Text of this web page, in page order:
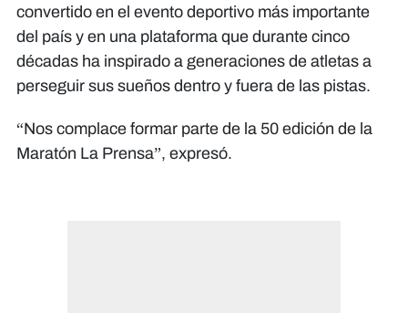
convertido en el evento deportivo más importante
del país y en una plataforma que durante cinco
décadas ha inspirado a generaciones de atletas a
perseguir sus sueños dentro y fuera de las pistas.
“Nos complace formar parte de la 50 edición de la
Maratón La Prensa”, expresó.